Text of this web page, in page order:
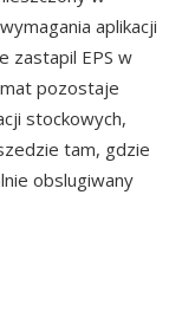
aplikacji
zastapil EPS w
pozostaje
stockowych,
tam, gdzie
obslugiwany